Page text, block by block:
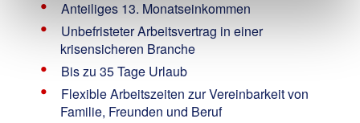
Anteiliges 13. Monatseinkommen
Unbefristeter Arbeitsvertrag in einer
krisensicheren Branche
Bis zu 35 Tage Urlaub
Flexible Arbeitszeiten zur Vereinbarkeit von
Familie, Freunden und Beruf